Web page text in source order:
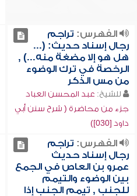
الفهرس: تراجم
رجال إسناد حديث: (...
هل هو إلا مضغة منه...) ,
الرخصة في ترك الوضوء
من مس الذكر
للشيخ: عبد المحسن العباد
جزء من محاضرة ( شرح سنن أبي
داود [030])
الفهرس: تراجم
رجال إسناد حديث
عمرو بن العاص في الجمع
بين الوضوء والتيمم
للجنب , تيمم الجنب إذا